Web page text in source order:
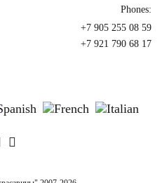
Phones:
+7 905 255 08 59
+7 921 790 68 17